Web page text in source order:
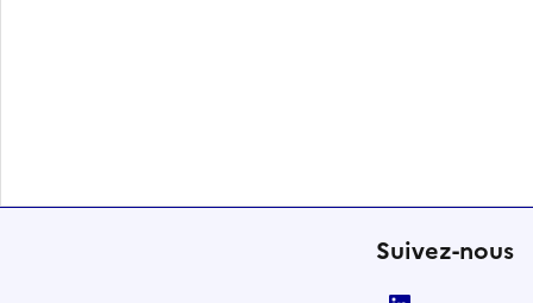
Suivez-nous